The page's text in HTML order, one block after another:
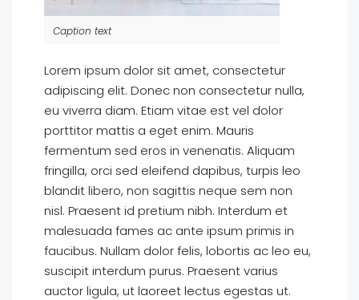
Caption text
Lorem ipsum dolor sit amet, consectetur
adipiscing elit. Donec non consectetur nulla,
eu viverra diam. Etiam vitae est vel dolor
porttitor mattis a eget enim. Mauris
fermentum sed eros in venenatis. Aliquam
fringilla, orci sed eleifend dapibus, turpis leo
blandit libero, non sagittis neque sem non
nisl. Praesent id pretium nibh. Interdum et
malesuada fames ac ante ipsum primis in
faucibus. Nullam dolor felis, lobortis ac leo eu,
suscipit interdum purus. Praesent varius
auctor ligula, ut laoreet lectus egestas ut.